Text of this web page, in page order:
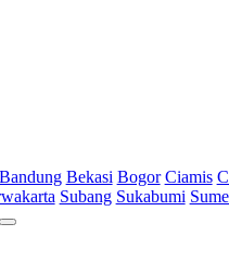
Bandung Bekasi Bogor Ciamis
Subang Sukabumi